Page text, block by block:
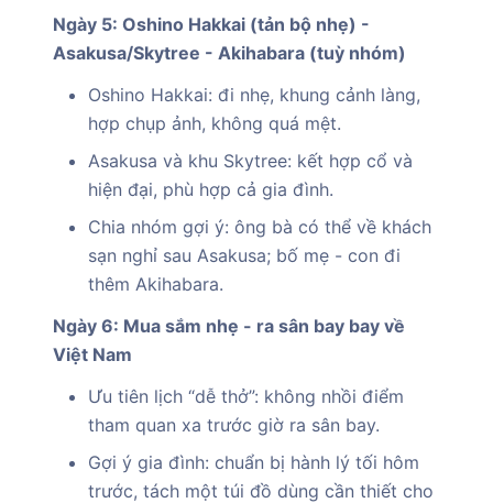
Ngày 5: Oshino Hakkai (tản bộ nhẹ) -
Asakusa/Skytree - Akihabara (tuỳ nhóm)
Oshino Hakkai: đi nhẹ, khung cảnh làng,
hợp chụp ảnh, không quá mệt.
Asakusa và khu Skytree: kết hợp cổ và
hiện đại, phù hợp cả gia đình.
Chia nhóm gợi ý: ông bà có thể về khách
sạn nghỉ sau Asakusa; bố mẹ - con đi
thêm Akihabara.
Ngày 6: Mua sắm nhẹ - ra sân bay bay về
Việt Nam
Ưu tiên lịch “dễ thở”: không nhồi điểm
tham quan xa trước giờ ra sân bay.
Gợi ý gia đình: chuẩn bị hành lý tối hôm
trước, tách một túi đồ dùng cần thiết cho